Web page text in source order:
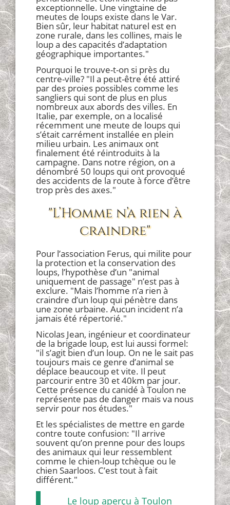
exceptionnelle. Une vingtaine de
meutes de loups existe dans le Var.
Bien sûr, leur habitat naturel est en
zone rurale, dans les collines, mais le
loup a des capacités d’adaptation
géographique importantes."
Pourquoi le trouve-t-on si près du
centre-ville? "Il a peut-être été attiré
par des proies possibles comme les
sangliers qui sont de plus en plus
nombreux aux abords des villes. En
Italie, par exemple, on a localisé
récemment une meute de loups qui
s’était carrément installée en plein
milieu urbain. Les animaux ont
finalement été réintroduits à la
campagne. Dans notre région, on a
dénombré 50 loups qui ont provoqué
des accidents de la route à force d’être
trop près des axes."
"L’Homme n’a rien à
craindre"
Pour l’association Ferus, qui milite pour
la protection et la conservation des
loups, l’hypothèse d’un "animal
uniquement de passage" n’est pas à
exclure. "Mais l’homme n’a rien à
craindre d’un loup qui pénètre dans
une zone urbaine. Aucun incident n’a
jamais été répertorié."
Nicolas Jean, ingénieur et coordinateur
de la brigade loup, est lui aussi formel:
"il s’agit bien d’un loup. On ne le sait pas
toujours mais ce genre d’animal se
déplace beaucoup et vite. Il peut
parcourir entre 30 et 40km par jour.
Cette présence du canidé à Toulon ne
représente pas de danger mais va nous
servir pour nos études."
Et les spécialistes de mettre en garde
contre toute confusion: "Il arrive
souvent qu’on prenne pour des loups
des animaux qui leur ressemblent
comme le chien-loup tchèque ou le
chien Saarloos. C’est tout à fait
différent."
Le loup aperçu à Toulon